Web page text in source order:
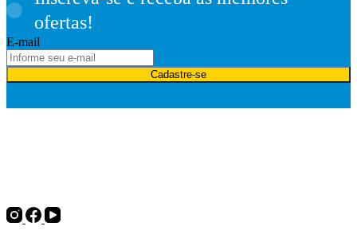
ofertas!
E-mail
Cadastre-se